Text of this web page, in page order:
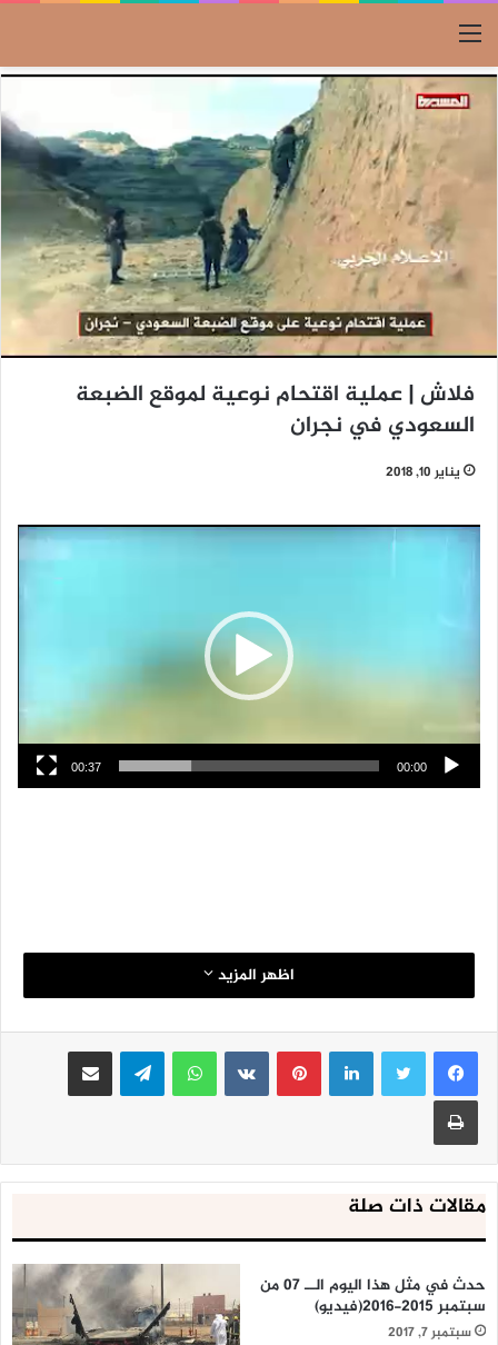
القائمة
فلاش | عملية اقتحام نوعية لموقع الضبعة
السعودي في نجران
يناير 10, 2018
مشغل
00:00
00:37
اظهر المزيد
لينكدإنبينتيريست واتساب تيلقرام مشاركة عبر البريد
طباعة
مقالات ذات صلة
حدث في مثل هذا اليوم الــ 07 من
سبتمبر 2015-2016(فيديو)
سبتمبر 7, 2017